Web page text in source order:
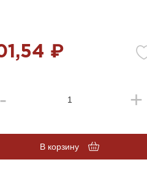
₽
В корзину